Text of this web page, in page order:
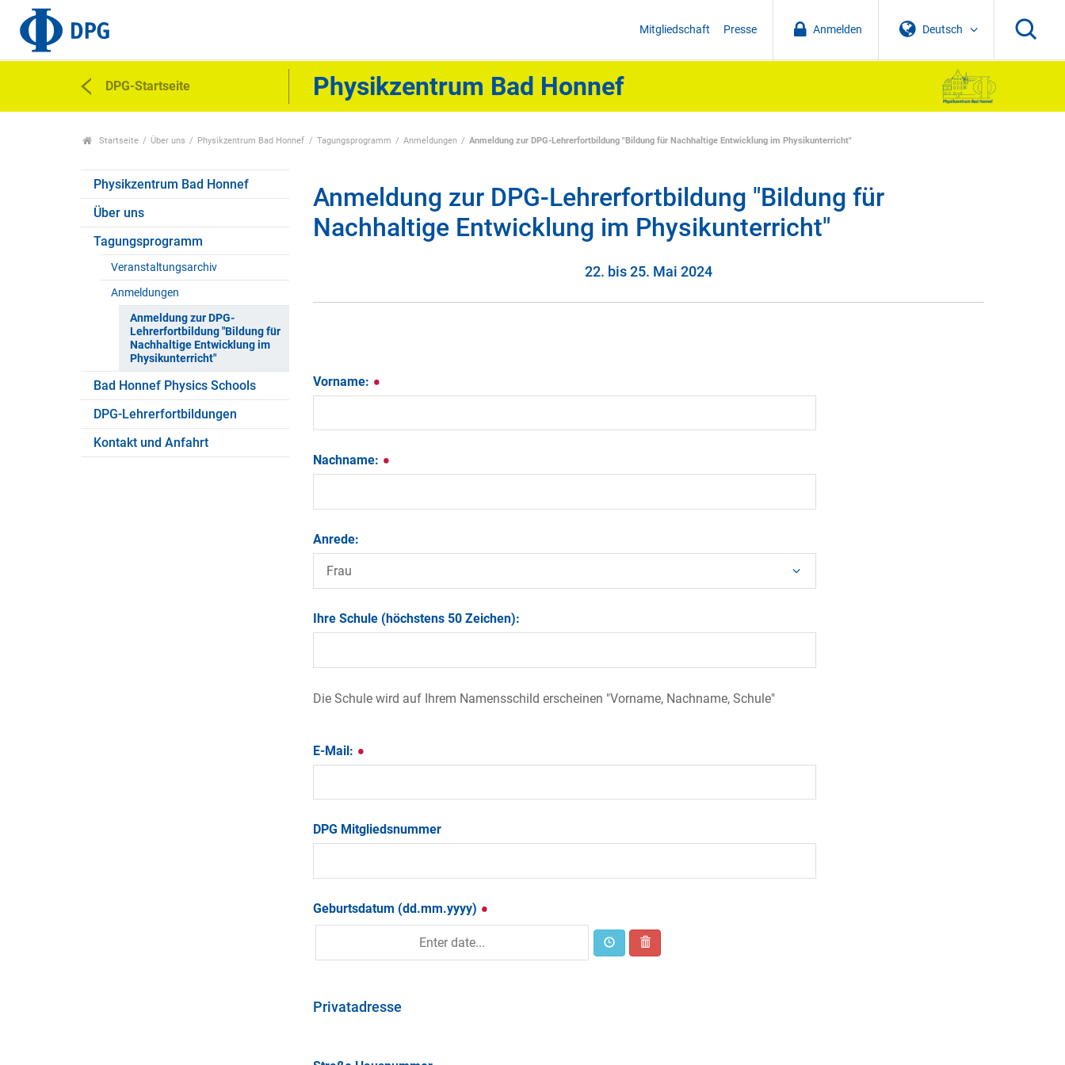
Deutsch
Anmelden
Mitgliedschaft Presse
DPG-Startseite Physikzentrum Bad Honnef
Startseite Über uns Physikzentrum Bad Honnef Tagungsprogramm Anmeldungen Anmeldung zur DPG-Lehrerfortbildung "Bildung für Nachhaltige Entwicklung im Physikunterricht"
Physikzentrum Bad Honnef
Über uns
Tagungsprogramm
Veranstaltungsarchiv
Anmeldungen
Anmeldung zur DPG-
Lehrerfortbildung "Bildung für
Nachhaltige Entwicklung im
Physikunterricht"
Bad Honnef Physics Schools
DPG-Lehrerfortbildungen
Kontakt und Anfahrt
Anmeldung zur DPG-Lehrerfortbildung "Bildung für
Nachhaltige Entwicklung im Physikunterricht"
22. bis 25. Mai 2024
Vorname:
Nachname:
Anrede:
Ihre Schule (höchstens 50 Zeichen):
Die Schule wird auf Ihrem Namensschild erscheinen "Vorname, Nachname, Schule"
E-Mail:
DPG Mitgliedsnummer
Geburtsdatum (dd.mm.yyyy)
Privatadresse